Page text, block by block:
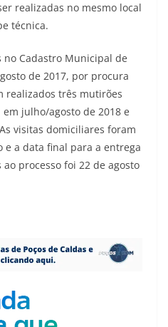
realizadas no mesmo local
técnica.
Cadastro Municipal de
de 2017, por procura
realizados três mutirões
julho/agosto de 2018 e
visitas domiciliares foram
e a data final para a entrega
processo foi 22 de agosto